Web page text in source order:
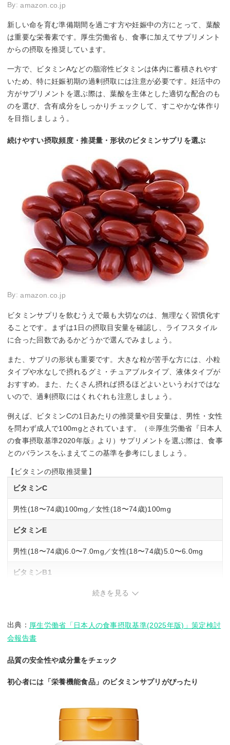
By:amazon.co.jp
新しい命を育む準備期間を過ごす方や妊娠中の方にとって、葉酸
は重要な栄養素です。厚生労働省も、食事に加えてサプリメント
からの摂取を推奨しています。
一方で、ビタミンAなどの脂溶性ビタミンは体内に蓄積されやす
いため、特に妊娠初期の過剰摂取には注意が必要です。妊活中の
方がサプリメントを選ぶ際は、葉酸を主体とした適切な配合のも
のを選び、含有成分をしっかりチェックして、すこやかな体作り
を目指しましょう。
続けやすい摂取頻度・推奨量・形状のビタミンサプリを選ぶ
By:amazon.co.jp
ビタミンサプリを飲むうえで最も大切なのは、無理なく習慣化す
ることです。まずは1日の摂取目安量を確認し、ライフスタイル
に合った回数であるかどうかで選んでみましょう。
また、サプリの形状も重要です。大きな粒が苦手な方には、小粒
タイプや水なしで摂れるグミ・チュアブルタイプ、液体タイプが
おすすめ。また、たくさん摂れば摂るほどよいというわけではな
いので、過剰摂取にはくれぐれも注意しましょう。
例えば、ビタミンCの1日あたりの推奨量や目安量は、男性・女性
を問わず成人で100mgとされています。（※厚生労働省『日本人
の食事摂取基準2020年版』より）サプリメントを選ぶ際は、食事
とのバランスをふまえてこの基準を参考にしましょう。
【ビタミンの摂取推奨量】
ビタミンC
男性(18〜74歳)100mg／女性(18〜74歳)100mg
ビタミンE
男性(18〜74歳)6.0〜7.0mg／女性(18〜74歳)5.0〜6.0mg
ビタミンB1
男性(18〜74歳)1.3〜1.4mg／女性(18〜74歳)1.0〜1.1mg
男性(18〜74歳)1.5〜1.6mg／女性(18〜74歳)1.1〜1.2mg
ビタミンB12
男性(18〜74歳)2.4μg／女性(18〜74歳)2.4μg
男性(18〜74歳)8.5μg／女性(18〜74歳)8.5μg
続きを見る
出典： 厚生労働省「日本人の食事摂取基準(2025年版)」策定検討
会報告書
品質の安全性や成分量をチェック
初心者には「栄養機能食品」のビタミンサプリがぴったり